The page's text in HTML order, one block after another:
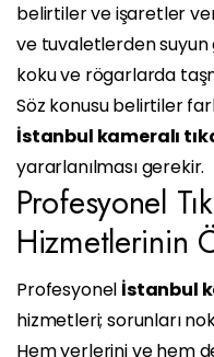
belirtiler ve işaretler
ve tuvaletlerden
koku ve rögarlarda
Söz konusu belirtiler
İstanbul kameralı
yararlanılması gerekir.
Profesyonel
Hizmetlerinin
Profesyonel İstanbul
hizmetleri; sorunları
Hem yerlerini ve hem